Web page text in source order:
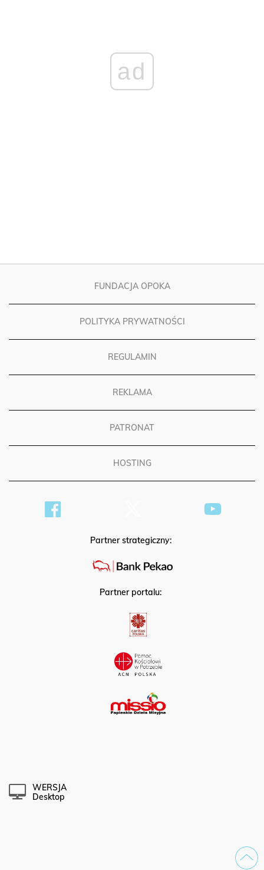
FUNDACJA OPOKA
POLITYKA PRYWATNOŚCI
REGULAMIN
REKLAMA
PATRONAT
HOSTING
Partner strategiczny:
Partner portalu:
WERSJA
Desktop